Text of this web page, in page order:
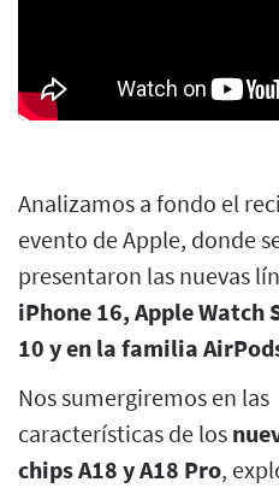
Analizamos a fondo el
evento de Apple, donde
presentaron las nuevas
iPhone 16, Apple Watch
10 y en la familia
Nos sumergiremos en las
características de los
chips A18 y A18 Pro,